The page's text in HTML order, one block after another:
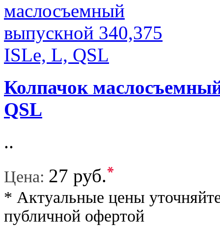
Колпачок
QSL
..
Цена: 27 руб.*
* Актуальные цены
публичной офертой